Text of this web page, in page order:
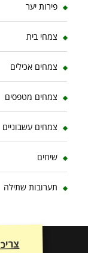
פירות יער
צמחי בית
צמחים אכילים
צמחים מטפסים
צמחים עשבוניים
שיחים
תערובות שתילה